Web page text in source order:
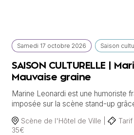
Samedi 17 octobre 2026 Saison
SAISON CULTURELLE |
Mauvaise graine
Marine Leonardi est une humoriste
imposée sur la scène stand-up
Scène de l'Hôtel de Ville |
35€